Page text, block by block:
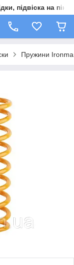
підвіска на пікап
Пружини